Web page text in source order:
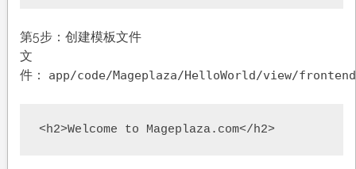
第5步：创建模板文件
文
件： app/code/Mageplaza/HelloWorld/view/
<h2>Welcome to Mageplaza.com</h2>